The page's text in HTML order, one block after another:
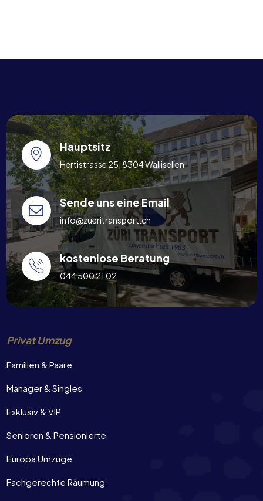
Hauptsitz
Hertistrasse 25, 8304 Wallisellen
Sende uns eine Email
info@zueritransport.ch
kostenlose Beratung
044 500 21 02
Privat Umzug
Familien & Paare
Manager & Singles
Exklusiv & VIP
Senioren & Pensionierte
Europa Umzüge
Fachgerechte Räumung